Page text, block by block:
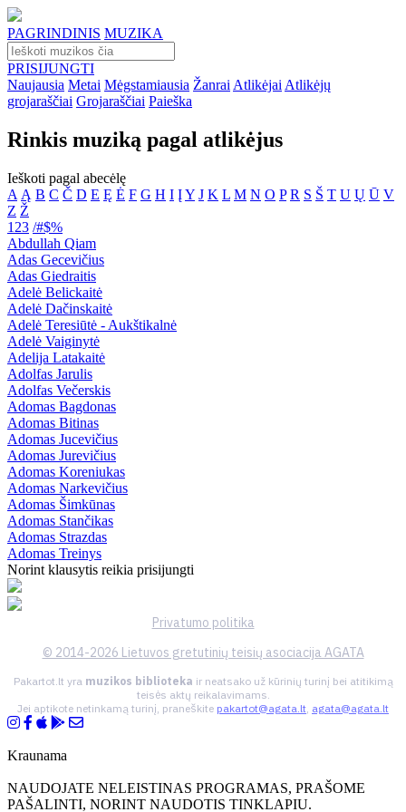
PAGRINDINIS MUZIKA
PRISIJUNGTI
Naujausia Metai Mėgstamiausia Žanrai Atlikėjai Atlikėjų
grojaraščiai Grojaraščiai Paieška
Rinkis muziką pagal atlikėjus
Ieškoti pagal abecėlę
A Ą B C Č D E Ę Ė F G H I ĮY J K L M N O P R S Š T U Ų Ū V
Z Ž
123 /#$%
Abdullah Qiam
Adas Gecevičius
Adas Giedraitis
Adelė Belickaitė
Adelė Dačinskaitė
Adelė Teresiūtė - Aukštikalnė
Adelė Vaiginytė
Adelija Latakaitė
Adolfas Jarulis
Adolfas Večerskis
Adomas Bagdonas
Adomas Bitinas
Adomas Jucevičius
Adomas Jurevičius
Adomas Koreniukas
Adomas Narkevičius
Adomas Šimkūnas
Adomas Stančikas
Adomas Strazdas
Adomas Treinys
Norint klausytis reikia prisijungti
Privatumo politika
© 2014-2026 Lietuvos gretutinių teisių asociacija AGATA
Pakartot.lt yra muzikos biblioteka ir neatsako už kūrinių turinį bei atitikimą
teisės aktų reikalavimams.
Jei aptikote netinkamą turinį, praneškite pakartot@agata.lt agata@agata.lt
Kraunama
NAUDOJATE NELEISTINAS PROGRAMAS, PRAŠOME
PAŠALINTI, NORINT NAUDOTIS TINKLAPIU.